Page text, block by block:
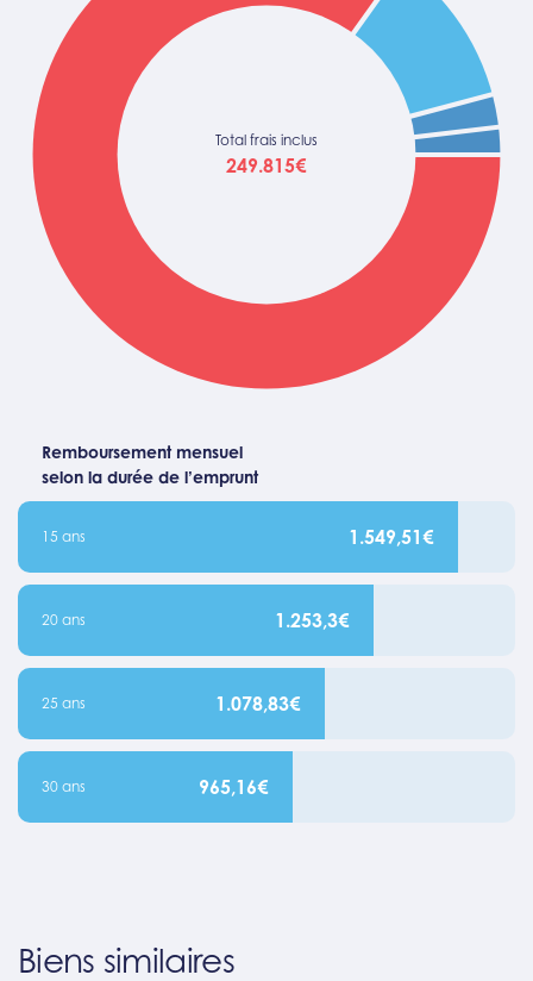
Total frais inclus
249.815€
Remboursement mensuel
selon la durée de l’emprunt
15 ans 1.549,51€
20 ans 1.253,3€
25 ans 1.078,83€
30 ans 965,16€
Biens similaires